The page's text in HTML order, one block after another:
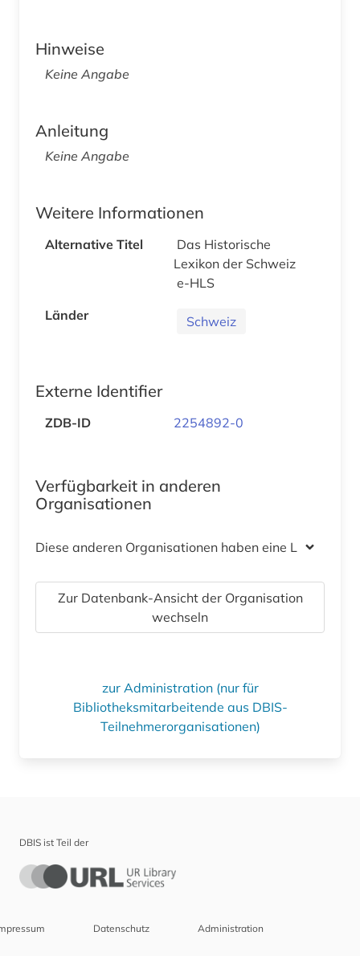
Hinweise
Keine Angabe
Anleitung
Keine Angabe
Weitere Informationen
Alternative Titel
Das Historische
Lexikon der Schweiz
e-HLS
Länder
Schweiz
Externe Identifier
ZDB-ID 2254892-0
Verfügbarkeit in anderen
Organisationen
Diese anderen Organisationen haben eine Lizenz
Zur Datenbank-Ansicht der Organisation
wechseln
zur Administration (nur für
Bibliotheksmitarbeitende aus DBIS-
Teilnehmerorganisationen)
DBIS ist Teil der
Datenschutz Administration